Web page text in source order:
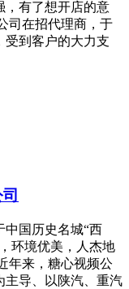
，有了想开店的意
司在招代理商，于
，受到客户的大力支
中国历史名城“西
，环境优美，人杰地
年来，糖心视频公
导、以陕汽、重汽